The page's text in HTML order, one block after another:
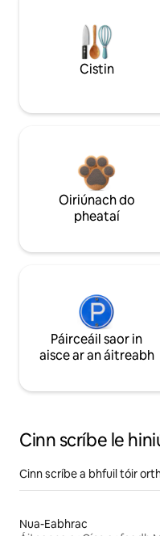
Cistin
Oiriúnach do
pheataí
Páirceáil saor in
aisce ar an áitreabh
Cinn scríbe le
Cinn scríbe a bhfuil tóir
Nua-Eabhrac